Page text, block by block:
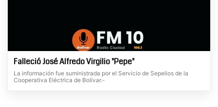
Falleció José Alfredo Virgilio "Pepe"
La información fue suministrada por el Servicio de Sepelios de la
Cooperativa Eléctrica de Bolívar.-